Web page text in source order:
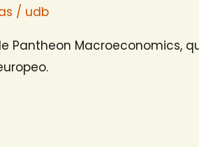
/ udb
Pantheon Macroeconomics,